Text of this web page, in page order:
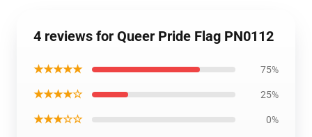
4 reviews for Queer Pride Flag PN0112
★★★★★ 75%
★★★★☆ 25%
★★★☆☆ 0%